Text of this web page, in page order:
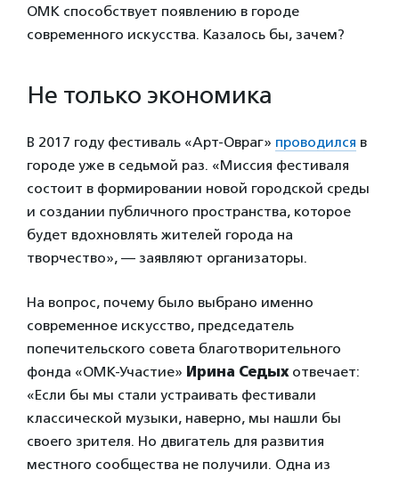
ОМК способствует появлению в городе
современного искусства. Казалось бы, зачем?
Не только экономика
В 2017 году фестиваль «Арт-Овраг» проводился в
городе уже в седьмой раз. «Миссия фестиваля
состоит в формировании новой городской среды
и создании публичного пространства, которое
будет вдохновлять жителей города на
творчество», — заявляют организаторы.
На вопрос, почему было выбрано именно
современное искусство, председатель
попечительского совета благотворительного
фонда «ОМК-Участие» Ирина Седых отвечает:
«Если бы мы стали устраивать фестивали
классической музыки, наверно, мы нашли бы
своего зрителя. Но двигатель для развития
местного сообщества не получили. Одна из